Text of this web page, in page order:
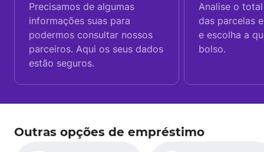
Precisamos de algumas
informações suas para
podermos consultar nossos
parceiros. Aqui os seus dados
estão seguros.
Analise o
das parcelas
e escolha a
bolso.
Outras opções de empréstimo